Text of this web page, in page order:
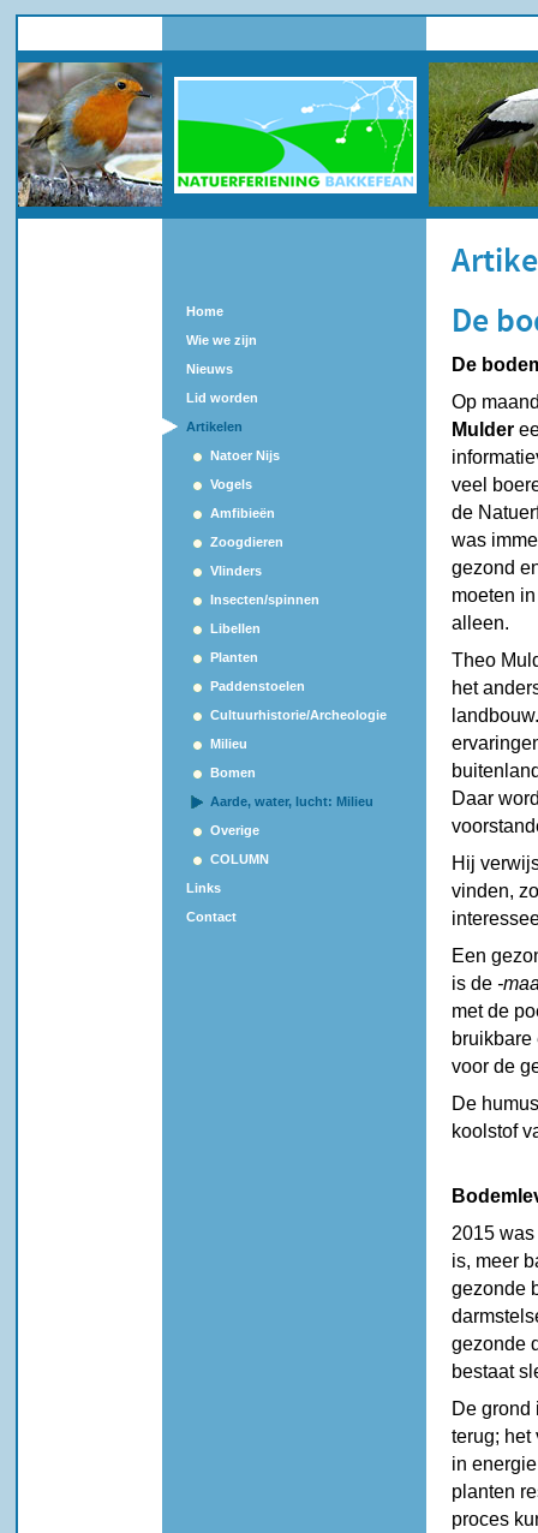
Home
Wie we zijn
Nieuws
Lid worden
Artikelen
Natoer Nijs
Vogels
Amfibieën
Zoogdieren
Vlinders
Insecten/spinnen
Libellen
Planten
Paddenstoelen
Cultuurhistorie/Archeologie
Milieu
Bomen
Aarde, water, lucht: Milieu
Overige
COLUMN
Links
Contact
De
De
Op
Mulder
veel
de
was
gezond
moeten
alleen.
Theo
het
Daar
Hij
vinden,
Een
is de -
met de
voor de
De
koolstof
2015
is, meer
gezonde
gezonde
bestaat
De grond
terug; het
in
planten
proces